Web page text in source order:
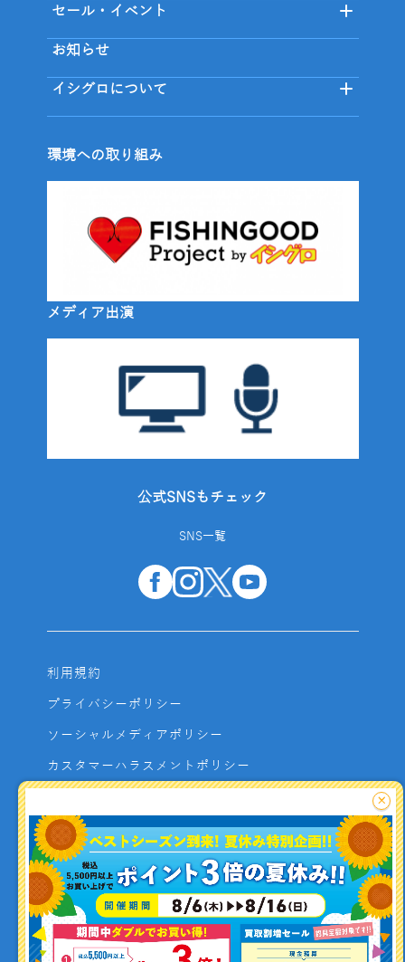
釣り情報を
投稿する
セール・イベント
お知らせ
イシグロについて
環境への取り組み
メディア出演
公式SNSもチェック
SNS一覧
利用規約
プライバシーポリシー
ソーシャルメディアポリシー
カスタマーハラスメントポリシー
よくあるご質問
お問い合わせ
利用者資金の保全方法
×